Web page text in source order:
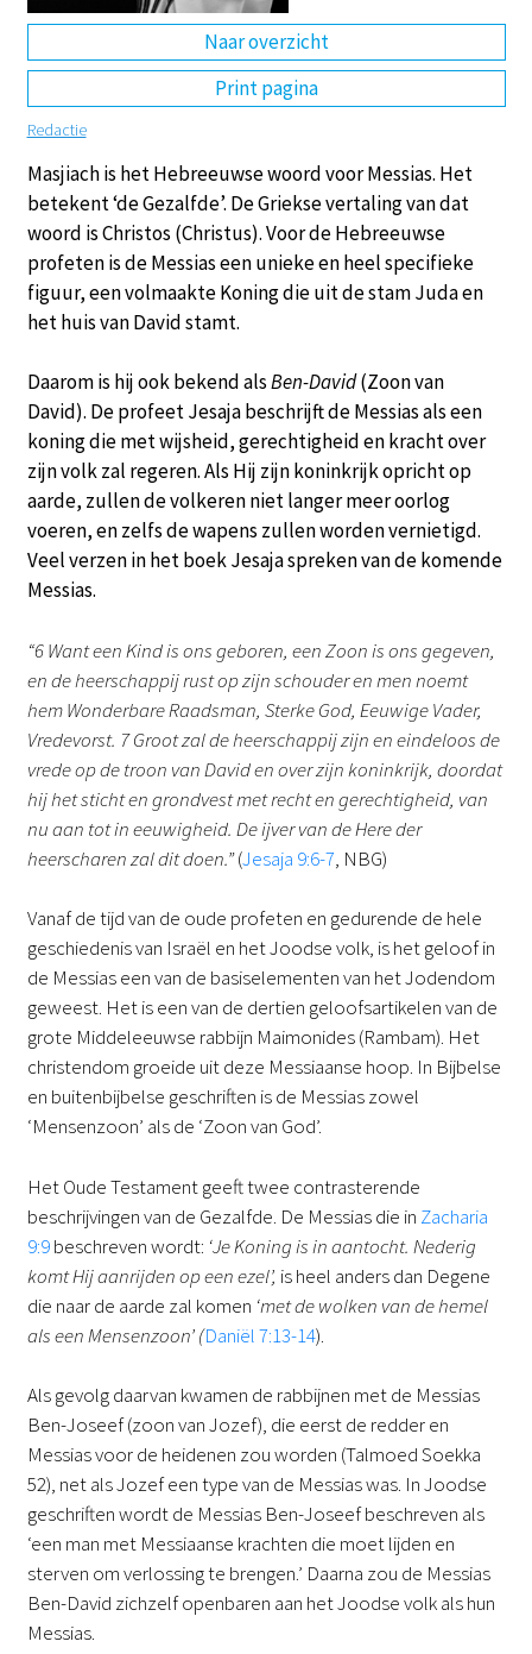
Naar overzicht
Print pagina
Redactie
Masjiach is het Hebreeuwse woord voor Messias. Het
betekent ‘de Gezalfde’. De Griekse vertaling van dat
woord is Christos (Christus). Voor de Hebreeuwse
profeten is de Messias een unieke en heel specifieke
figuur, een volmaakte Koning die uit de stam Juda en
het huis van David stamt.
Daarom is hij ook bekend alsBen-David(Zoon van
David). De profeet Jesaja beschrijft de Messias als een
koning die met wijsheid, gerechtigheid en kracht over
zijn volk zal regeren. Als Hij zijn koninkrijk opricht op
aarde, zullen de volkeren niet langer meer oorlog
voeren, en zelfs de wapens zullen worden vernietigd.
Veel verzen in het boek Jesaja spreken van de komende
Messias.
“6 Want een Kind is ons geboren, een Zoon is ons gegeven,
en de heerschappij rust op zijn schouder en men noemt
hem Wonderbare Raadsman, Sterke God, Eeuwige Vader,
Vredevorst. 7 Groot zal de heerschappij zijn en eindeloos de
vrede op de troon van David en over zijn koninkrijk, doordat
hij het sticht en grondvest met recht en gerechtigheid, van
nu aan tot in eeuwigheid. De ijver van de Here der
heerscharen zal dit doen.”(Jesaja 9:6-7, NBG)
Vanaf de tijd van de oude profeten en gedurende de hele
geschiedenis van Israël en het Joodse volk, is het geloof in
de Messias een van de basiselementen van het Jodendom
geweest. Het is een van de dertien geloofsartikelen van de
grote Middeleeuwse rabbijn Maimonides (Rambam). Het
christendom groeide uit deze Messiaanse hoop. In Bijbelse
en buitenbijbelse geschriften is de Messias zowel
‘Mensenzoon’ als de ‘Zoon van God’.
Het Oude Testament geeft twee contrasterende
beschrijvingen van de Gezalfde. De Messias die in Zacharia
9:9beschreven wordt: ‘Je Koning is in aantocht. Nederig
komt Hij aanrijden op een ezel’, is heel anders dan Degene
die naar de aarde zal komen ‘met de wolken van de hemel
als een Mensenzoon’ (Daniël 7:13-14).
Als gevolg daarvan kwamen de rabbijnen met de Messias
Ben-Joseef (zoon van Jozef), die eerst de redder en
Messias voor de heidenen zou worden (Talmoed Soekka
52), net als Jozef een type van de Messias was. In Joodse
geschriften wordt de Messias Ben-Joseef beschreven als
‘een man met Messiaanse krachten die moet lijden en
sterven om verlossing te brengen.’ Daarna zou de Messias
Ben-David zichzelf openbaren aan het Joodse volk als hun
Messias.
DE EN